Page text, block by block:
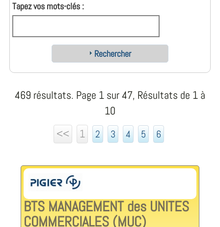
Tapez vos mots-clés :
Rechercher
469 résultats. Page 1 sur 47, Résultats de 1 à
10
<<
1 2 3 4 5 6
BTS MANAGEMENT des UNITES
COMMERCIALES (MUC)